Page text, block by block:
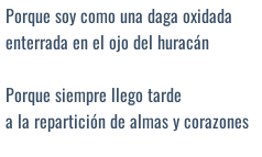
Porque soy como una daga oxidada
enterrada en el ojo del huracán
Porque siempre llego tarde
a la repartición de almas y corazones